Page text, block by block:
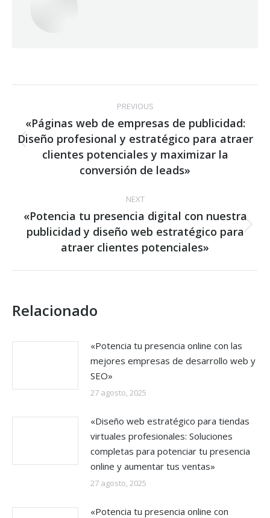
navigation
PREVIOUS
Previous
post:
«Páginas web de empresas de publicidad:
Diseño profesional y estratégico para atraer
clientes potenciales y maximizar la
conversión de leads»
NEXT
Next
post:
«Potencia tu presencia digital con nuestra
publicidad y diseño web estratégico para
atraer clientes potenciales»
Relacionado
«Potencia tu presencia online con las
mejores empresas de desarrollo web y
SEO»
27 agosto, 2025
«Diseño web estratégico para tiendas
virtuales profesionales: Soluciones
completas para potenciar tu presencia
online y aumentar tus ventas»
27 agosto, 2025
«Potencia tu presencia online con